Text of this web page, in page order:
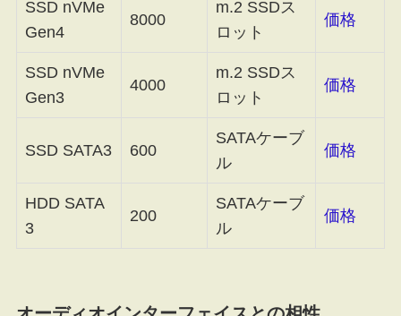
SSD nVMe
Gen4
8000
m.2 SSDス
ロット
価格
SSD nVMe
Gen3
4000
m.2 SSDス
ロット
価格
SSD SATA3 600
SATAケーブ
ル
価格
HDD SATA
3
200
SATAケーブ
ル
価格